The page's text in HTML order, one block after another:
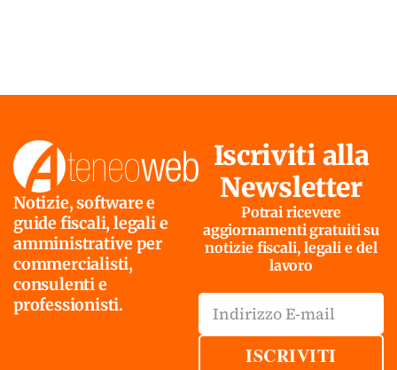
Notizie, software e
guide fiscali, legali e
amministrative per
commercialisti,
consulenti e
professionisti.
Iscriviti alla
Newsletter
Potrai ricevere
aggiornamenti gratuiti su
notizie fiscali, legali e del
lavoro
ISCRIVITI